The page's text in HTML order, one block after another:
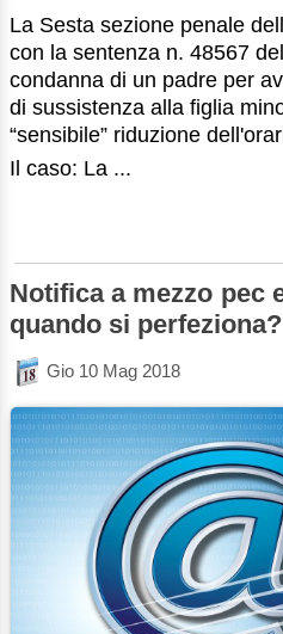
La Sesta sezione penale
con la sentenza n. 48567
condanna di un padre per
di sussistenza alla figlia
“sensibile” riduzione
Il caso: La ...
Notifica a mezzo pec
quando si perfeziona?
Gio 10 Mag 2018